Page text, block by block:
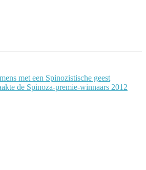
met een Spinozistische geest
de Spinoza-premie-winnaars 2012